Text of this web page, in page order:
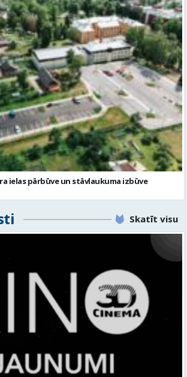
ielas pārbūve un stāvlaukuma izbūve
Skatīt visu